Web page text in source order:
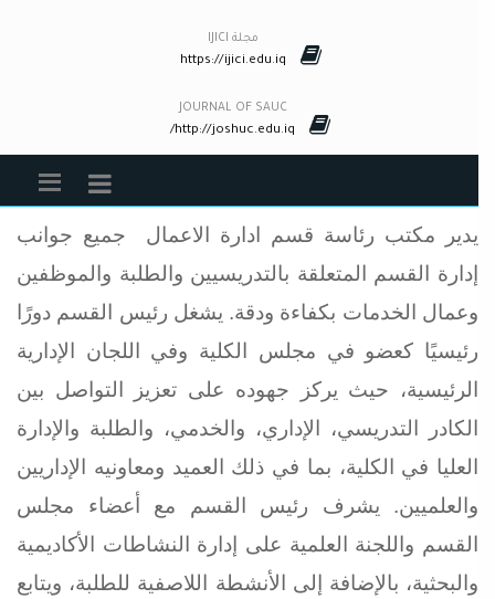
مجلة IJICI
https://ijici.edu.iq
JOURNAL OF SAUC
http://joshuc.edu.iq/
يدير مكتب رئاسة قسم ادارة الاعمال جميع جوانب
إدارة القسم المتعلقة بالتدريسيين والطلبة والموظفين
وعمال الخدمات بكفاءة ودقة. يشغل رئيس القسم دورًا
رئيسيًا كعضو في مجلس الكلية وفي اللجان الإدارية
الرئيسية، حيث يركز جهوده على تعزيز التواصل بين
الكادر التدريسي، الإداري، والخدمي، والطلبة والإدارة
العليا في الكلية، بما في ذلك العميد ومعاونيه الإداريين
والعلميين. يشرف رئيس القسم مع أعضاء مجلس
القسم واللجنة العلمية على إدارة النشاطات الأكاديمية
والبحثية، بالإضافة إلى الأنشطة اللاصفية للطلبة، ويتابع